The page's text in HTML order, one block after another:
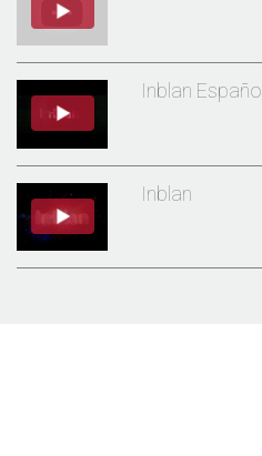
Inblan Español
Inblan